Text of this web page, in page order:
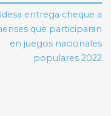
entrega cheque a
que participaran
en juegos nacionales
populares 2022